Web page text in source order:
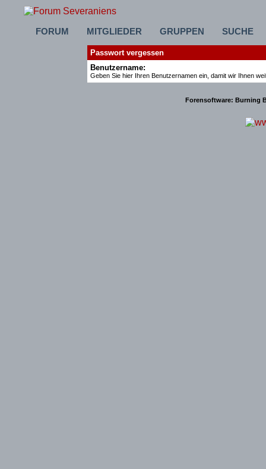
FORUM MITGLIEDER GRUPPEN SUCHE
Passwort vergessen
Benutzername:
Geben Sie hier Ihren Benutzernamen ein, damit wir Ihnen
Forensoftware: Burning